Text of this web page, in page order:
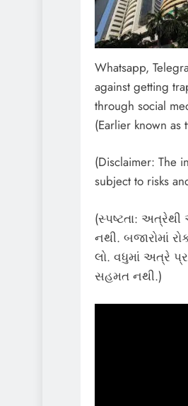
Whatsapp,
against getting
through social
(Earlier known as
(Disclaimer: The
subject to risks
(સ્પષ્ટતા: અત્રેથી
નથી. બજારોમાં
લો. વધુમાં અત્રે
સહમત નથી.)